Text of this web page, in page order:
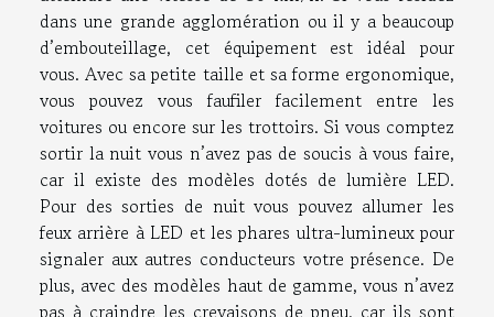
dans une grande agglomération ou il y a beaucoup
d’embouteillage, cet équipement est idéal pour
vous. Avec sa petite taille et sa forme ergonomique,
vous pouvez vous faufiler facilement entre les
voitures ou encore sur les trottoirs. Si vous comptez
sortir la nuit vous n’avez pas de soucis à vous faire,
car il existe des modèles dotés de lumière LED.
Pour des sorties de nuit vous pouvez allumer les
feux arrière à LED et les phares ultra-lumineux pour
signaler aux autres conducteurs votre présence. De
plus, avec des modèles haut de gamme, vous n’avez
pas à craindre les crevaisons de pneu, car ils sont